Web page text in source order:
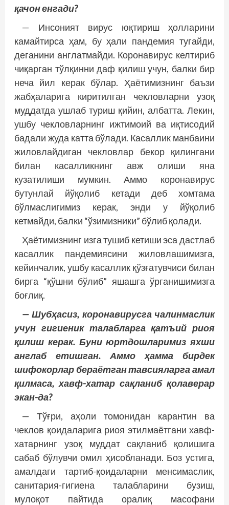
қачон енгади?
— Инсоният вирус юқтириш ҳолларини
камайтирса ҳам, бу ҳали пандемия тугайди,
деганини англатмайди. Коронавирус келтириб
чиқарган тўлқинни даф қилиш учун, балки бир
неча йил керак бўлар. Ҳаётимизнинг баъзи
жабҳаларига киритилган чекловларни узоқ
муддатда ушлаб туриш қийин, албатта. Лекин,
ушбу чекловларнинг ижтимоий ва иқтисодий
бадали жуда катта бўлади. Касаллик манбаини
жиловлайдиган чекловлар бекор қилингани
билан касалликнинг авж олиши яна
кузатилиши мумкин. Аммо коронавирус
бутунлай йўқолиб кетади деб хомтама
бўлмаслигимиз керак, энди у йўқолиб
кетмайди, балки “ўзимизники” бўлиб қолади.
Ҳаётимизнинг изга тушиб кетиши эса дастлаб
касаллик пандемиясини жиловлашимизга,
кейинчалик, ушбу касаллик қўзғатувчиси билан
бирга “қўшни бўлиб” яшашга ўрганишимизга
боғлиқ.
— Шубҳасиз, коронавирусга чалинмаслик
учун гигиеник талабларга қатъий риоя
қилиш керак. Буни юртдошларимиз яхши
англаб етишган. Аммо ҳамма бирдек
шифокорлар бераётган тавсияларга амал
қилмаса, хавф-хатар сақланиб қолаверар
экан-да?
— Тўғри, аҳоли томонидан карантин ва
чеклов қоидаларига риоя этилмаётгани хавф-
хатарнинг узоқ муддат сақланиб қолишига
сабаб бўлувчи омил ҳисобланади. Боз устига,
амалдаги тартиб-қоидаларни менсимаслик,
санитария-гигиена талабларини бузиш,
мулоқот пайтида оралиқ масофани